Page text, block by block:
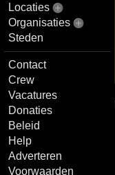
Locaties
Organisaties
Steden
Contact
Crew
Vacatures
Donaties
Beleid
Help
Adverteren
Voorwaarden